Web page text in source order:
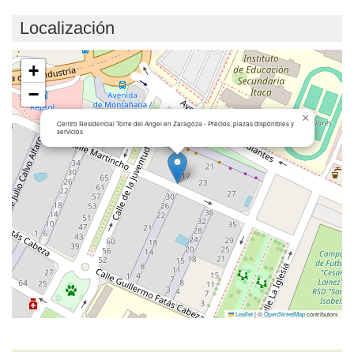
Localización
Cargando mapa...
Centro Residencial Torre del Angel en Zaragoza - Precios, plazas disponibles y
servicios
×
+
−
Leaflet|©OpenStreetMapcontributors